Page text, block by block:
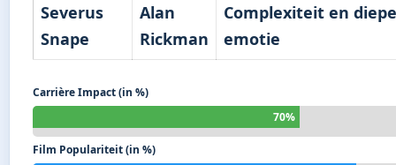
Severus
Snape
Alan
Rickman
Complexiteit en diepe
emotie
Carrière Impact (in %)
70%
Film Populariteit (in %)